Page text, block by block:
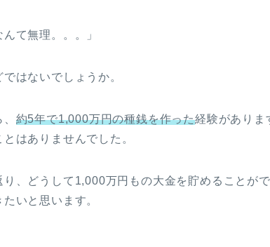
て無理。。。」
はないでしょうか。
約5年で1,000万円の種銭を作った経験がありま
はありませんでした。
、どうして1,000万円もの大金を貯めることが
いと思います。